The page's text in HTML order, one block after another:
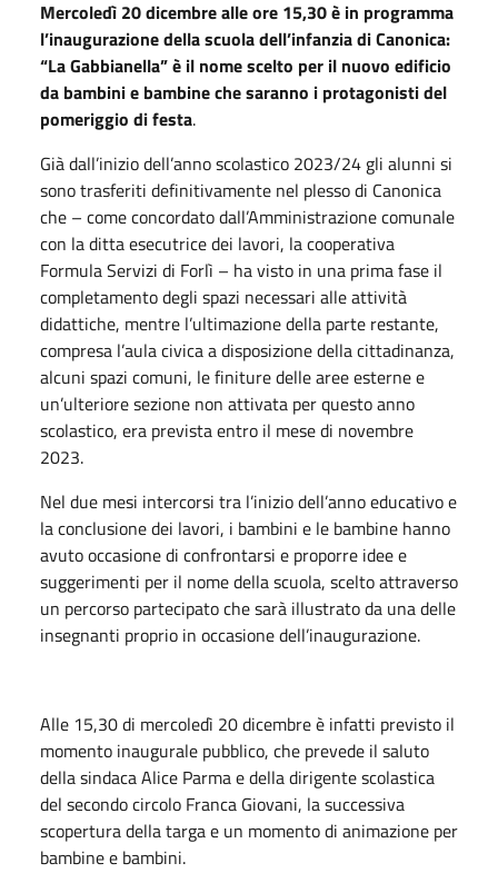
Mercoledì 20 dicembre alle ore 15,30 è in programma
l’inaugurazione della scuola dell’infanzia di Canonica:
“La Gabbianella” è il nome scelto per il nuovo edificio
da bambini e bambine che saranno i protagonisti del
pomeriggio di festa.
Già dall’inizio dell’anno scolastico 2023/24 gli alunni si
sono trasferiti definitivamente nel plesso di Canonica
che – come concordato dall’Amministrazione comunale
con la ditta esecutrice dei lavori, la cooperativa
Formula Servizi di Forlì – ha visto in una prima fase il
completamento degli spazi necessari alle attività
didattiche, mentre l’ultimazione della parte restante,
compresa l’aula civica a disposizione della cittadinanza,
alcuni spazi comuni, le finiture delle aree esterne e
un’ulteriore sezione non attivata per questo anno
scolastico, era prevista entro il mese di novembre
2023.
Nel due mesi intercorsi tra l’inizio dell’anno educativo e
la conclusione dei lavori, i bambini e le bambine hanno
avuto occasione di confrontarsi e proporre idee e
suggerimenti per il nome della scuola, scelto attraverso
un percorso partecipato che sarà illustrato da una delle
insegnanti proprio in occasione dell’inaugurazione.
Alle 15,30 di mercoledì 20 dicembre è infatti previsto il
momento inaugurale pubblico, che prevede il saluto
della sindaca Alice Parma e della dirigente scolastica
del secondo circolo Franca Giovani, la successiva
scopertura della targa e un momento di animazione per
bambine e bambini.